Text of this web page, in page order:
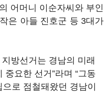
어머니 이순자씨와 부인
은 아들 진호군 등 3대가
방선거는 경남의 미래
요한 선거”라며 “그동
로 점철돼왔던 경남이